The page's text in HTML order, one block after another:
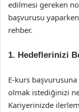
edilmesi gereken
başvurusu
rehber.
1. Hedeflerinizi
E-kurs
olmak istediğinizi
Kariyerinizde